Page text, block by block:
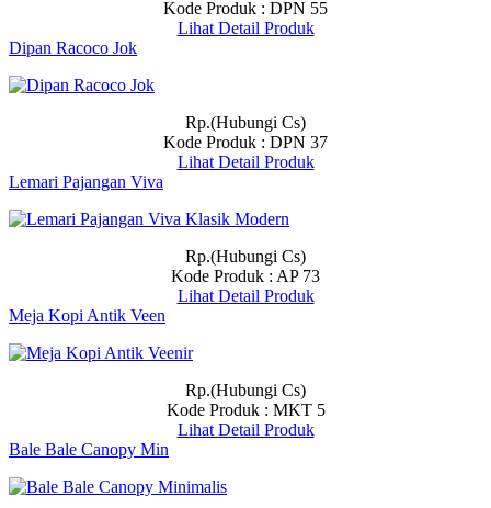
Kode Produk : DPN 55
Lihat Detail Produk
Dipan Racoco Jok
Rp.(Hubungi Cs)
Kode Produk : DPN 37
Lihat Detail Produk
Lemari Pajangan Viva
Rp.(Hubungi Cs)
Kode Produk : AP 73
Lihat Detail Produk
Meja Kopi Antik Veen
Rp.(Hubungi Cs)
Kode Produk : MKT 5
Lihat Detail Produk
Bale Bale Canopy Min